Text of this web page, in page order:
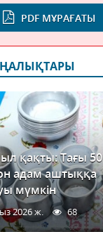
PDF МҰРАҒАТЫ
қақты: Тағы 50
адам аштыққа
мүмкін
2026 ж. 68